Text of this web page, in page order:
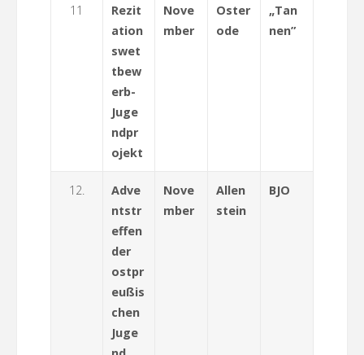
11
Rezit
ation
swet
tbew
erb-
Juge
ndpr
ojekt
Nove
mber
Oster
ode
„Tan
nen”
12.
Adve
ntstr
effen
der
ostpr
eußis
chen
Juge
Nove
mber
Allen
stein
BJO